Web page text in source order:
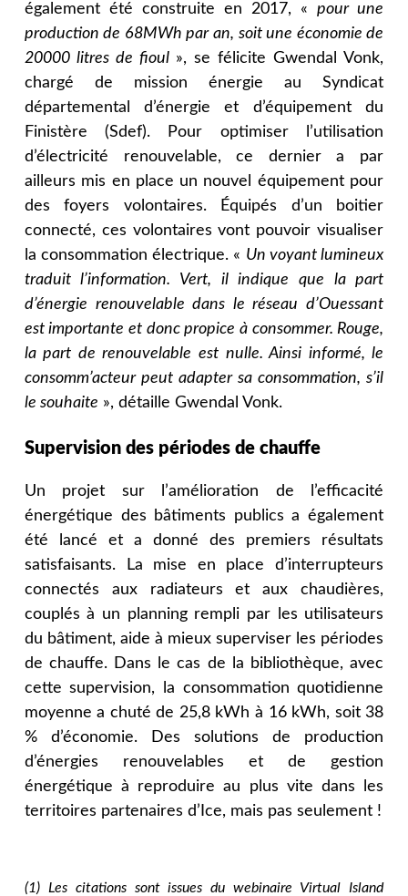
également été construite en 2017, «pour une
production de 68MWh par an, soit une économie de
20000 litres de fioul », se félicite Gwendal Vonk,
chargé de mission énergie au Syndicat
départemental d’énergie et d’équipement du
Finistère (Sdef). Pour optimiser l’utilisation
d’électricité renouvelable, ce dernier a par
ailleurs mis en place un nouvel équipement pour
des foyers volontaires. Équipés d’un boitier
connecté, ces volontaires vont pouvoir visualiser
la consommation électrique. « Un voyant lumineux
traduit l’information. Vert, il indique que la part
d’énergie renouvelable dans le réseau d’Ouessant
est importante et donc propice à consommer. Rouge,
la part de renouvelable est nulle. Ainsi informé, le
consomm’acteur peut adapter sa consommation, s’il
le souhaite », détaille Gwendal Vonk.
Supervision des périodes de chauffe
Un projet sur l’amélioration de l’efficacité
énergétique des bâtiments publics a également
été lancé et a donné des premiers résultats
satisfaisants. La mise en place d’interrupteurs
connectés aux radiateurs et aux chaudières,
couplés à un planning rempli par les utilisateurs
du bâtiment, aide à mieux superviser les périodes
de chauffe. Dans le cas de la bibliothèque, avec
cette supervision, la consommation quotidienne
moyenne a chuté de 25,8 kWh à 16 kWh, soit 38
% d’économie. Des solutions de production
d’énergies renouvelables et de gestion
énergétique à reproduire au plus vite dans les
territoires partenaires d’Ice, mais pas seulement !
(1) Les citations sont issues du webinaire Virtual Island